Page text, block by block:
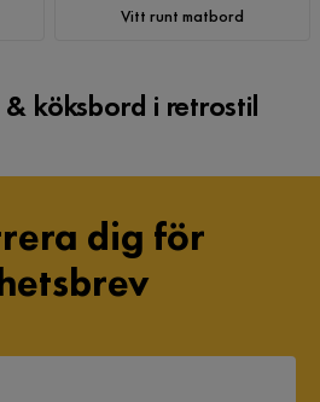
Vitt runt matbord
köksbord i retrostil
dig för